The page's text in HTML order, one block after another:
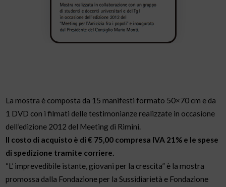
La mostra è composta da 15 manifesti formato 50×70 cm e da
1 DVD con i filmati delle testimonianze realizzate in occasione
dell’edizione 2012 del Meeting di Rimini.
Il costo di acquisto è di € 75,00 compresa IVA 21% e le spese
di spedizione tramite corriere.
“L’ imprevedibile istante, giovani per la crescita” è la mostra
promossa dalla Fondazione per la Sussidiarietà e Fondazione